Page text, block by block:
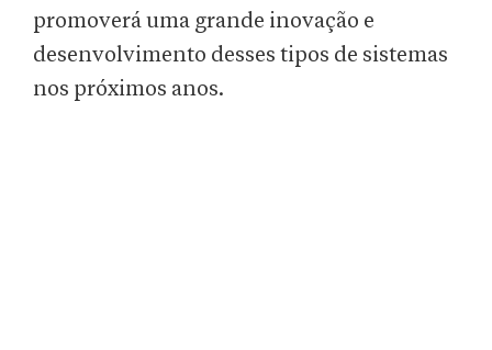
promoverá uma grande inovação e
desenvolvimento desses tipos de sistemas
nos próximos anos.